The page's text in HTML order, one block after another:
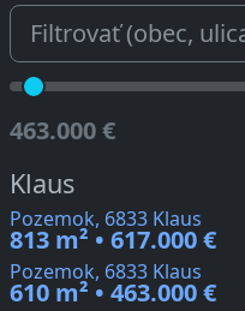
463.000 €
Klaus
Pozemok, 6833 Klaus
813 m² • 617.000 €
Pozemok, 6833 Klaus
610 m² • 463.000 €